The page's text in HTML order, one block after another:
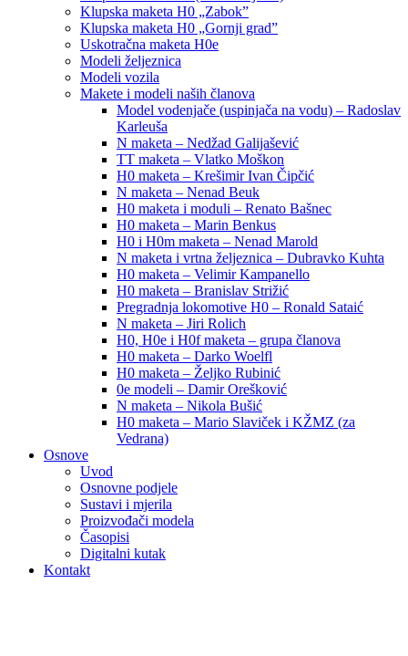
Klupska maketa H0 „Zabok”
Klupska maketa H0 „Gornji grad”
Uskotračna maketa H0e
Modeli željeznica
Modeli vozila
Makete i modeli naših članova
Model vodenjače (uspinjača na vodu) – Radoslav
Karleuša
N maketa – Nedžad Galijašević
TT maketa – Vlatko Moškon
H0 maketa – Krešimir Ivan Čipčić
N maketa – Nenad Beuk
H0 maketa i moduli – Renato Bašnec
H0 maketa – Marin Benkus
H0 i H0m maketa – Nenad Marold
N maketa i vrtna željeznica – Dubravko Kuhta
H0 maketa – Velimir Kampanello
H0 maketa – Branislav Strižić
Pregradnja lokomotive H0 – Ronald Sataić
N maketa – Jiri Rolich
H0, H0e i H0f maketa – grupa članova
H0 maketa – Darko Woelfl
H0 maketa – Željko Rubinić
0e modeli – Damir Orešković
N maketa – Nikola Bušić
H0 maketa – Mario Slaviček i KŽMZ (za
Vedrana)
Osnove
Uvod
Osnovne podjele
Sustavi i mjerila
Proizvođači modela
Časopisi
Digitalni kutak
Kontakt